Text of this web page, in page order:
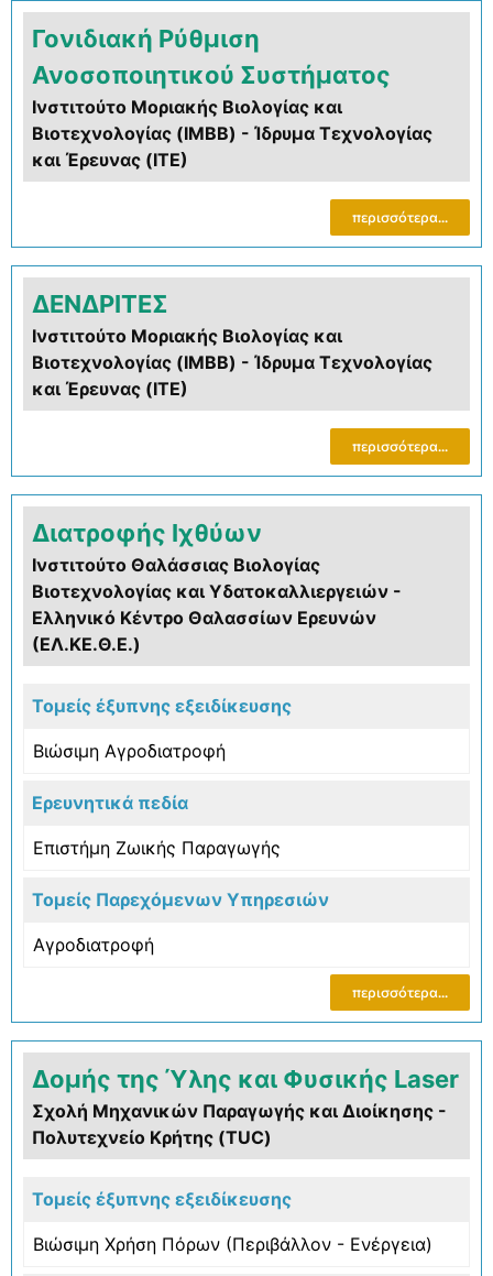
Γονιδιακή Ρύθμιση
Ανοσοποιητικού Συστήματος
Ινστιτούτο Μοριακής Βιολογίας και
Βιοτεχνολογίας (IMBB) - Ίδρυμα Τεχνολογίας
και Έρευνας (ΙΤΕ)
περισσότερα...
ΔΕΝΔΡΙΤΕΣ
Ινστιτούτο Μοριακής Βιολογίας και
Βιοτεχνολογίας (IMBB) - Ίδρυμα Τεχνολογίας
και Έρευνας (ΙΤΕ)
περισσότερα...
Διατροφής Ιχθύων
Ινστιτούτο Θαλάσσιας Βιολογίας
Βιοτεχνολογίας και Υδατοκαλλιεργειών -
Ελληνικό Κέντρο Θαλασσίων Ερευνών
(ΕΛ.ΚΕ.Θ.Ε.)
Τομείς έξυπνης εξειδίκευσης
Βιώσιμη Αγροδιατροφή
Ερευνητικά πεδία
Επιστήμη Ζωικής Παραγωγής
Τομείς Παρεχόμενων Υπηρεσιών
Αγροδιατροφή
περισσότερα...
Δομής της Ύλης και Φυσικής Laser
Σχολή Μηχανικών Παραγωγής και Διοίκησης -
Πολυτεχνείο Κρήτης (TUC)
Τομείς έξυπνης εξειδίκευσης
Βιώσιμη Χρήση Πόρων (Περιβάλλον - Ενέργεια)